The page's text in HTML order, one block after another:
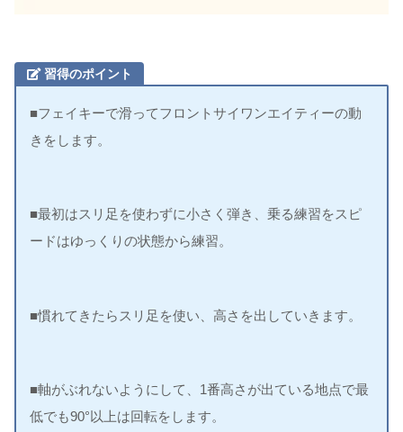
習得のポイント
■フェイキーで滑ってフロントサイワンエイティーの動
きをします。
■最初はスリ足を使わずに小さく弾き、乗る練習をスピ
ードはゆっくりの状態から練習。
■慣れてきたらスリ足を使い、高さを出していきます。
■軸がぶれないようにして、1番高さが出ている地点で最
低でも90°以上は回転をします。